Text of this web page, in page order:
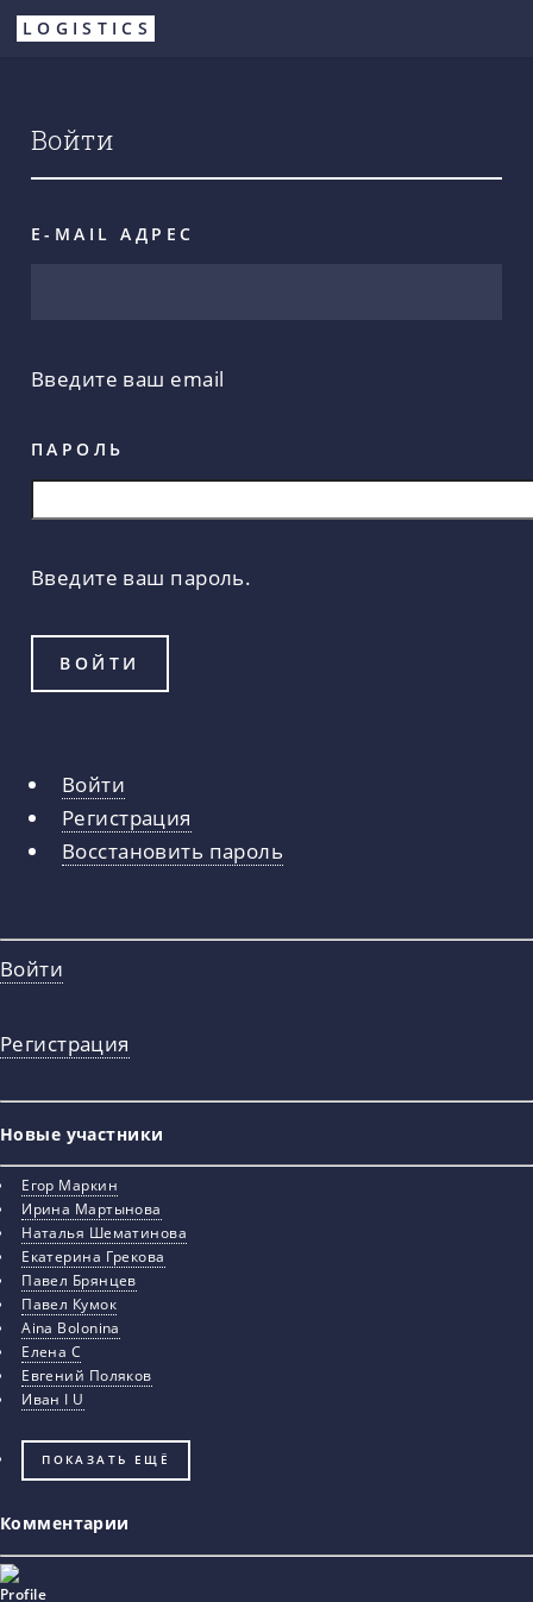
Перейти
LOGISTICS
Войти
E-MAIL АДРЕС
Введите ваш email
ПАРОЛЬ
Введите ваш пароль.
Главные
вкладки
Войти
Регистрация
Восстановить пароль
Войти
Регистрация
Новые участники
Егор Маркин
Ирина Мартынова
Наталья Шематинова
Екатерина Грекова
Павел Брянцев
Павел Кумок
Aina Bolonina
Елена С
Евгений Поляков
Иван I U
ПОКАЗАТЬ ЕЩЁ
Комментарии